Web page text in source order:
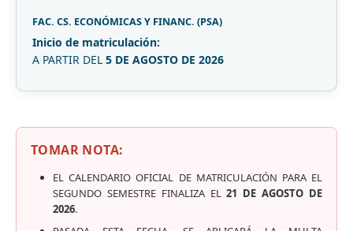
FAC. CS. ECONÓMICAS Y FINANC. (PSA)
Inicio de matriculación:
A PARTIR DEL 5 DE AGOSTO DE 2026
TOMAR NOTA:
EL CALENDARIO OFICIAL DE MATRICULACIÓN PARA EL
SEGUNDO SEMESTRE FINALIZA EL21 DE AGOSTO DE
2026.